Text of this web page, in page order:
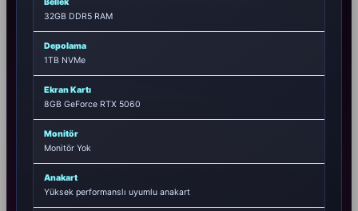
Bellek
32GB DDR5 RAM
Depolama
1TB NVMe
Ekran Kartı
8GB GeForce RTX 5060
Monitör
Monitör Yok
Anakart
Yüksek performanslı uyumlu anakart